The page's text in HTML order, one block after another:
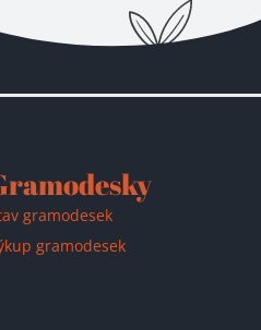
gramodesek
gramodesek